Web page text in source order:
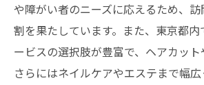
や障がい者のニーズに応えるため、
割を果たしています。また、東京都
ービスの選択肢が豊富で、ヘアカット
さらにはネイルケアやエステまで幅